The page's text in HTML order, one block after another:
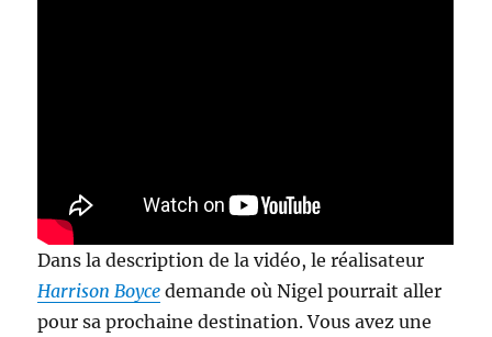
Dans la description de la vidéo, le réalisateur
Harrison Boyce demande où Nigel pourrait aller
pour sa prochaine destination. Vous avez une